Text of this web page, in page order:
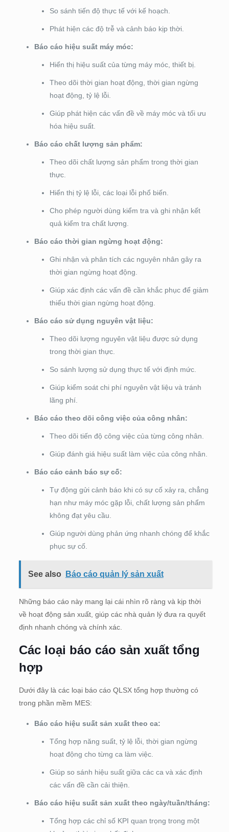
So sánh tiến độ thực tế với kế hoạch.
Phát hiện các độ trễ và cảnh báo kịp thời.
Báo cáo hiệu suất máy móc:
Hiển thị hiệu suất của từng máy móc, thiết bị.
Theo dõi thời gian hoạt động, thời gian ngừng
hoạt động, tỷ lệ lỗi.
Giúp phát hiện các vấn đề về máy móc và tối ưu
hóa hiệu suất.
Báo cáo chất lượng sản phẩm:
Theo dõi chất lượng sản phẩm trong thời gian
thực.
Hiển thị tỷ lệ lỗi, các loại lỗi phổ biến.
Cho phép người dùng kiểm tra và ghi nhận kết
quả kiểm tra chất lượng.
Báo cáo thời gian ngừng hoạt động:
Ghi nhận và phân tích các nguyên nhân gây ra
thời gian ngừng hoạt động.
Giúp xác định các vấn đề cần khắc phục để giảm
thiểu thời gian ngừng hoạt động.
Báo cáo sử dụng nguyên vật liệu:
Theo dõi lượng nguyên vật liệu được sử dụng
trong thời gian thực.
So sánh lượng sử dụng thực tế với định mức.
Giúp kiểm soát chi phí nguyên vật liệu và tránh
lãng phí.
Báo cáo theo dõi công việc của công nhân:
Theo dõi tiến độ công việc của từng công nhân.
Giúp đánh giá hiệu suất làm việc của công nhân.
Báo cáo cảnh báo sự cố:
Tự động gửi cảnh báo khi có sự cố xảy ra, chẳng
hạn như máy móc gặp lỗi, chất lượng sản phẩm
không đạt yêu cầu.
Giúp người dùng phản ứng nhanh chóng để khắc
phục sự cố.
See also Báo cáo quản lý sản xuất
Những báo cáo này mang lại cái nhìn rõ ràng và kịp thời
về hoạt động sản xuất, giúp các nhà quản lý đưa ra quyết
định nhanh chóng và chính xác.
Các loại báo cáo sản xuất tổng
hợp
Dưới đây là các loại báo cáo QLSX tổng hợp thường có
trong phần mềm MES:
Báo cáo hiệu suất sản xuất theo ca:
Tổng hợp năng suất, tỷ lệ lỗi, thời gian ngừng
hoạt động cho từng ca làm việc.
Giúp so sánh hiệu suất giữa các ca và xác định
các vấn đề cần cải thiện.
Báo cáo hiệu suất sản xuất theo ngày/tuần/tháng:
Tổng hợp các chỉ số KPI quan trọng trong một